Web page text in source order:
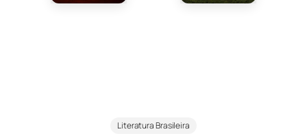
Literatura Brasileira